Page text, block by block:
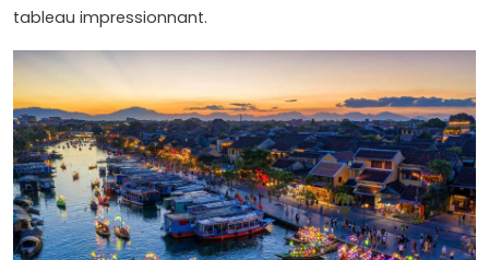
tableau impressionnant.